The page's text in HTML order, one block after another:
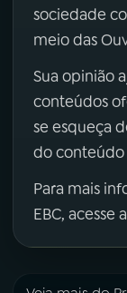
sociedade
meio das
Sua opinião
conteúdos
se esqueça
do conteúdo
Para mais
EBC, acesse